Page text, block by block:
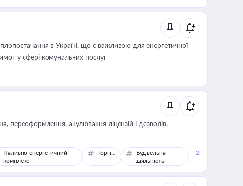
в Україні, що є важливою для енергетичної
у сфері комунальних послуг
переоформлення, анулювання ліцензій і дозволів,
Паливно-енергетичний
комплекс
Торгівля
Будівельна
діяльність
+2